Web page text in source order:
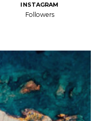
INSTAGRAM
Followers